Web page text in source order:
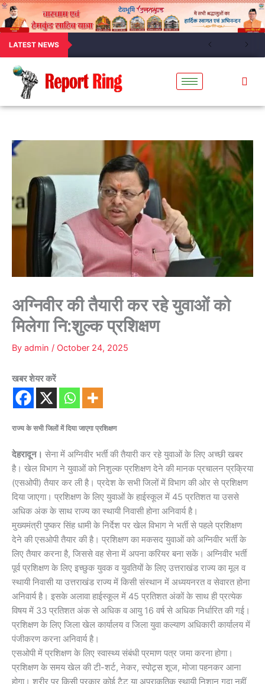
LATEST NEWS
अग्निवीर की तैयारी कर रहे युवाओं को
मिलेगा नि:शुल्क प्रशिक्षण
By admin / October 24, 2025
खबर शेयर करें
राज्य के सभी जिलों में दिया जाएगा प्रशिक्षण
देहरादून। सेना में अग्निवीर भर्ती की तैयारी कर रहे युवाओं के लिए अच्छी खबर
है। खेल विभाग ने युवाओं को निशुल्क प्रशिक्षण देने की मानक प्रचालन प्रक्रिया
(एसओपी) तैयार कर ली है। प्रदेश के सभी जिलों में विभाग की ओर से प्रशिक्षण
दिया जाएगा। प्रशिक्षण के लिए युवाओं के हाईस्कूल में 45 प्रतिशत या उससे
अधिक अंक के साथ राज्य का स्थायी निवासी होना अनिवार्य है।
मुख्यमंत्री पुष्कर सिंह धामी के निर्देश पर खेल विभाग ने भर्ती से पहले प्रशिक्षण
देने की एसओपी तैयार की है। प्रशिक्षण का मकसद युवाओं को अग्निवीर भर्ती के
लिए तैयार करना है, जिससे वह सेना में अपना करियर बना सकें। अग्निवीर भर्ती
पूर्व प्रशिक्षण के लिए इच्छुक युवक व युवतियों के लिए उत्तराखंड राज्य का मूल व
स्थायी निवासी या उत्तराखंड राज्य में किसी संस्थान में अध्ययनरत व सेवारत होना
अनिवार्य है। इसके अलावा हाईस्कूल में 45 प्रतिशत अंकों के साथ ही प्रत्येक
विषय में 33 प्रतिशत अंक से अधिक व आयु 16 वर्ष से अधिक निर्धारित की गई।
प्रशिक्षण के लिए जिला खेल कार्यालय व जिला युवा कल्याण अधिकारी कार्यालय में
पंजीकरण करना अनिवार्य है।
एसओपी में प्रशिक्षण के लिए स्वास्थ्य संबंधी प्रमाण पत्र जमा करना होगा।
प्रशिक्षण के समय खेल की टी-शर्ट, नेकर, स्पोट्र्स शूज, मोजा पहनकर आना
होगा। शरीर पर किसी प्रकार कोई टैटू या अप्राकृतिक स्थायी निशान गुदा नहीं